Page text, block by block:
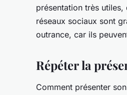
présentation très
réseaux sociaux sont
outrance, car ils
Répéter la
Comment présenter